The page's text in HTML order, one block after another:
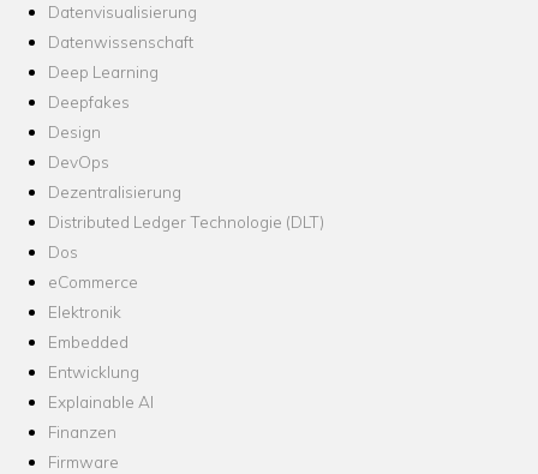
Datenvisualisierung
Datenwissenschaft
Deep Learning
Deepfakes
Design
DevOps
Dezentralisierung
Distributed Ledger Technologie (DLT)
Dos
eCommerce
Elektronik
Embedded
Entwicklung
Explainable AI
Finanzen
Firmware